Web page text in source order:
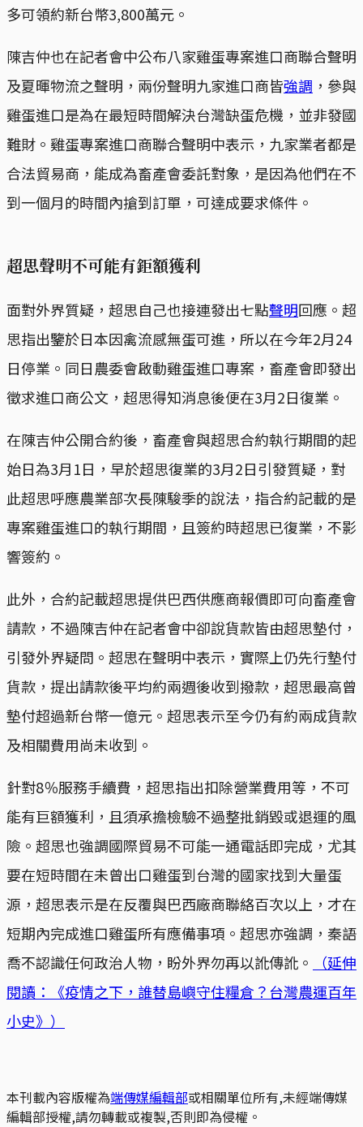
多可領約新台幣3,800萬元。
陳吉仲也在記者會中公布八家雞蛋專案進口商聯合聲明
及夏暉物流之聲明，兩份聲明九家進口商皆強調 ，參與
雞蛋進口是為在最短時間解決台灣缺蛋危機，並非發國
難財。雞蛋專案進口商聯合聲明中表示，九家業者都是
合法貿易商，能成為畜產會委託對象，是因為他們在不
到一個月的時間內搶到訂單，可達成要求條件。
超思聲明不可能有鉅額獲利
面對外界質疑，超思自己也接連發出七點聲明回應。超
思指出鑒於日本因禽流感無蛋可進，所以在今年2月24
日停業。同日農委會啟動雞蛋進口專案，畜產會即發出
徵求進口商公文，超思得知消息後便在3月2日復業。
在陳吉仲公開合約後，畜產會與超思合約執行期間的起
始日為3月1日，早於超思復業的3月2日引發質疑，對
此超思呼應農業部次長陳駿季的說法，指合約記載的是
專案雞蛋進口的執行期間，且簽約時超思已復業，不影
響簽約。
此外，合約記載超思提供巴西供應商報價即可向畜產會
請款，不過陳吉仲在記者會中卻說貨款皆由超思墊付，
引發外界疑問。超思在聲明中表示，實際上仍先行墊付
貨款，提出請款後平均約兩週後收到撥款，超思最高曾
墊付超過新台幣一億元。超思表示至今仍有約兩成貨款
及相關費用尚未收到。
針對8％服務手續費，超思指出扣除營業費用等，不可
能有巨額獲利，且須承擔檢驗不過整批銷毀或退運的風
險。超思也強調國際貿易不可能一通電話即完成，尤其
要在短時間在未曾出口雞蛋到台灣的國家找到大量蛋
源，超思表示是在反覆與巴西廠商聯絡百次以上，才在
短期內完成進口雞蛋所有應備事項。超思亦強調，秦語
喬不認識任何政治人物，盼外界勿再以訛傳訛。
（延伸
閱讀：《疫情之下，誰替島嶼守住糧倉？台灣農運百年
小史》）
本刊載內容版權為端傳媒編輯部或相關單位所有,未經端傳媒
編輯部授權,請勿轉載或複製,否則即為侵權。